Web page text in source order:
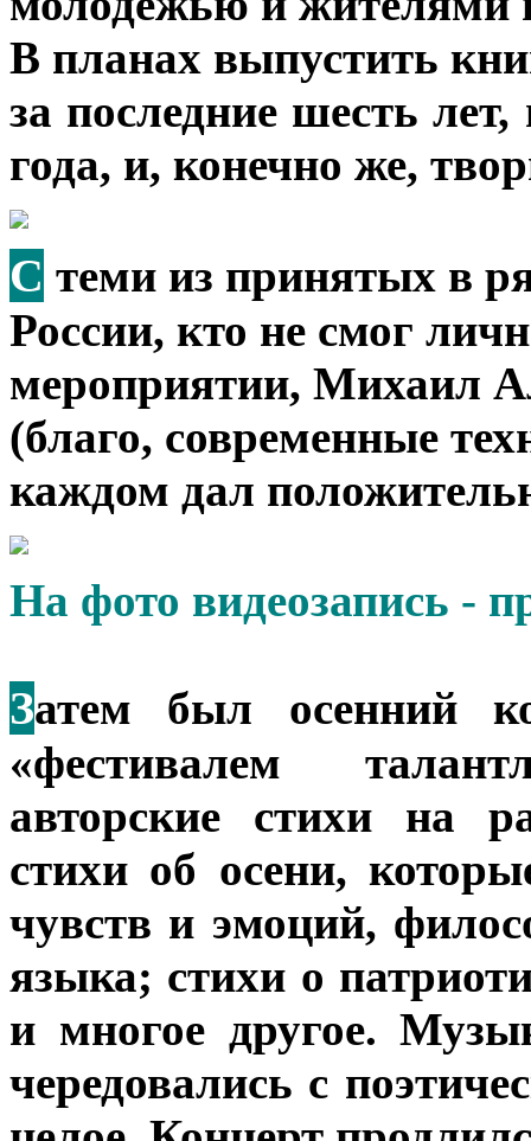
В планах выпустить
за последние шесть
года, и, конечно же,
С теми из принятых в
России, кто не смог
мероприятии, Михаил
(благо, современные
каждом дал
На фото видеозапись -
Затем был осенний
«фестивалем
авторские стихи на
стихи об осени,
чувств и эмоций,
языка; стихи о
и многое другое.
чередовались с